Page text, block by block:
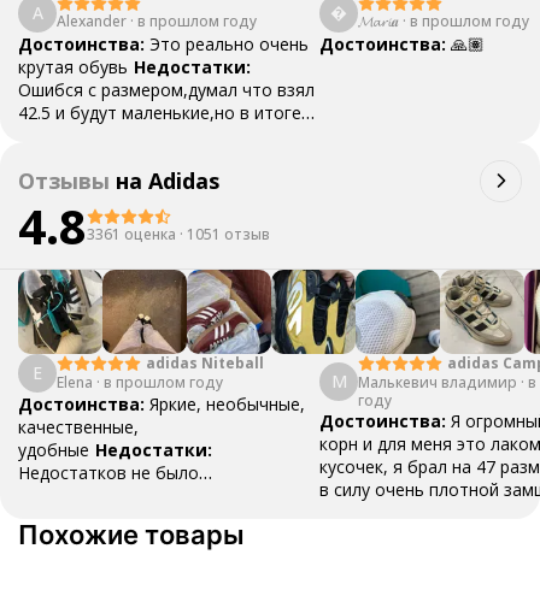
A Alexander · в прошлом году
Достоинства: Это реально очень
крутая обувь Недостатки:
Ошибся с размером,думал что взял
42.5 и будут маленькие,но в итоге
оригинальный,за хорошую цену.. Я
 𝓜𝓪𝓻𝓲𝒂 · в прошлом году
Достоинства: 🙏🏽
Отзывы на Adidas
4.83361 оценка · 1051 отзыв
E
adidas Niteball
Elena · в прошлом году
Достоинства: Яркие, необычные,
качественные,
удобные Недостатки:
Недостатков не было
упаковано
М
adidas
Малькевич владимир ·
году
Достоинства: Я
корн и для меня это
кусочек, я брал на 47
в силу очень плотной
Похожие товары